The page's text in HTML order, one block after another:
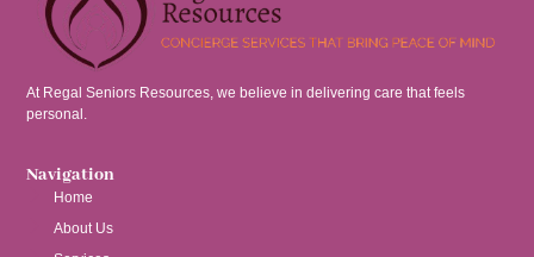
At Regal Seniors Resources, we believe in delivering care that feels
personal.
Navigation
Home
About Us